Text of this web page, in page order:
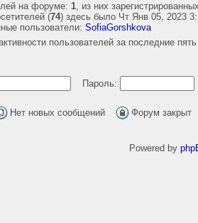
на форуме: 1, из них
(74) здесь было Чт Янв 05, 2023
пользователи: SofiaGorshkova
пользователей за последние
Пароль:
Нет новых сообщений Форум закрыт
Powered by